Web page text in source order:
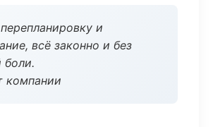
и
всё законно и без
боли.
компании